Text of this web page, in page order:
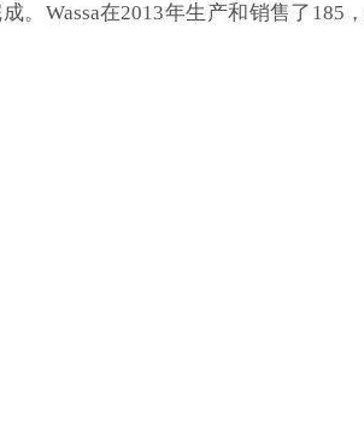
。Wassa在2013年生产和销售了185